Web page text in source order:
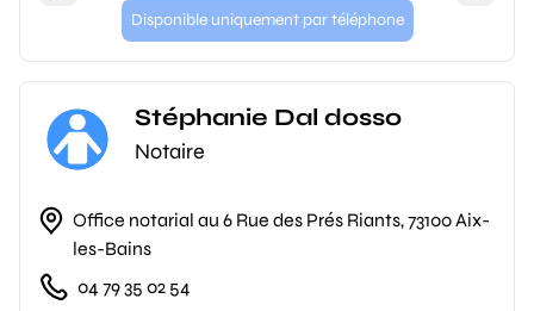
Disponible uniquement par téléphone
Stéphanie Dal dosso
Notaire
Office notarial au 6 Rue des Prés Riants, 73100 Aix-
les-Bains
04 79 35 02 54